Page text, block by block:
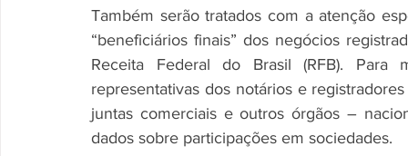
Também serão tratados com a atenção
“beneficiários finais” dos negócios
Receita Federal do Brasil (RFB). Para
representativas dos notários e
juntas comerciais e outros órgãos –
dados sobre participações em sociedades.